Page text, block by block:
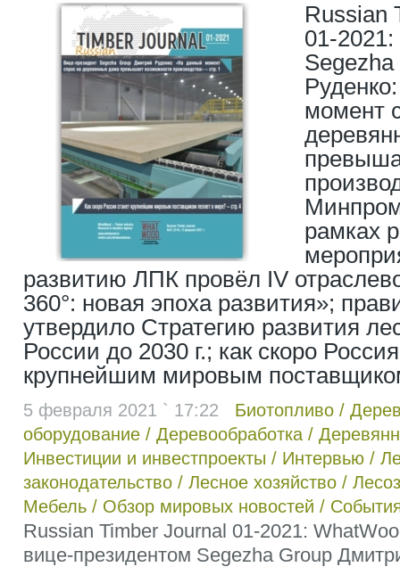
Russian
01-
момент
рамках
развитию ЛПК провёл IV
360°: новая эпоха развития»;
утвердило Стратегию развития
России до 2030 г.; как скоро
крупнейшим мировым
5 февраля 2021 ` 17:22 Биотопливо /
оборудование / Деревообработка /
Инвестиции и инвестпроекты / Интервью /
законодательство / Лесное хозяйство /
Мебель / Обзор мировых новостей /
Russian Timber Journal 01-2021:
вице-президентом Segezha Group